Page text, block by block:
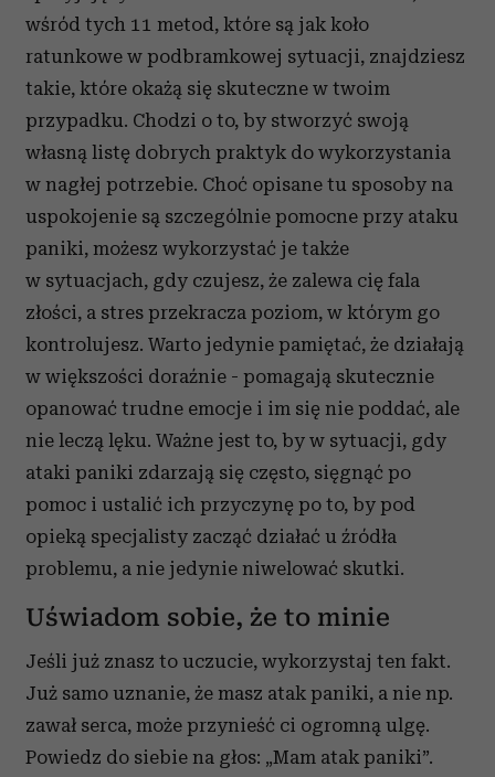
wśród tych 11 metod, które są jak koło
ratunkowe w podbramkowej sytuacji, znajdziesz
takie, które okażą się skuteczne w twoim
przypadku. Chodzi o to, by stworzyć swoją
własną listę dobrych praktyk do wykorzystania
w nagłej potrzebie. Choć opisane tu sposoby na
uspokojenie są szczególnie pomocne przy ataku
paniki, możesz wykorzystać je także
w sytuacjach, gdy czujesz, że zalewa cię fala
złości, a stres przekracza poziom, w którym go
kontrolujesz. Warto jedynie pamiętać, że działają
w większości doraźnie - pomagają skutecznie
opanować trudne emocje i im się nie poddać, ale
nie leczą lęku. Ważne jest to, by w sytuacji, gdy
ataki paniki zdarzają się często, sięgnąć po
pomoc i ustalić ich przyczynę po to, by pod
opieką specjalisty zacząć działać u źródła
problemu, a nie jedynie niwelować skutki.
Uświadom sobie, że to minie
Jeśli już znasz to uczucie, wykorzystaj ten fakt.
Już samo uznanie, że masz atak paniki, a nie np.
zawał serca, może przynieść ci ogromną ulgę.
Powiedz do siebie na głos: „Mam atak paniki”.